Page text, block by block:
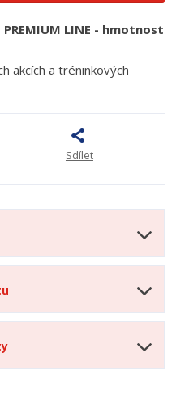
LINE - hmotnost
akcích a tréninkových
Sdílet